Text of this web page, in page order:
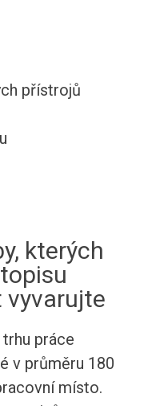
přístrojů
kterých
vyvarujte
práce
v průměru 180
místo.